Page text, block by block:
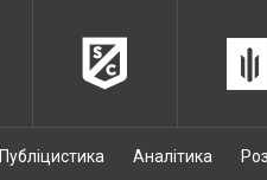
Публіцистика Аналітика